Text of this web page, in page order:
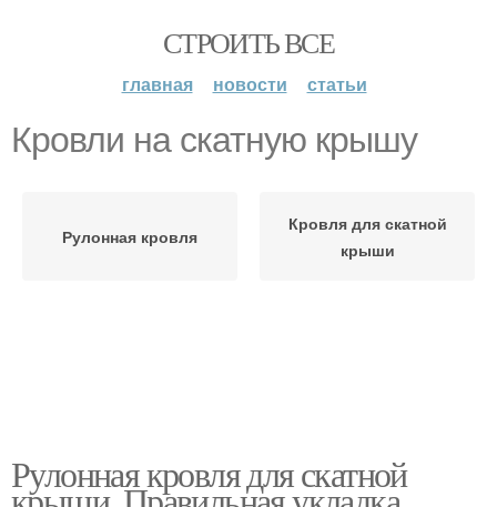
СТРОИТЬ ВСЕ
главная новости статьи
Кровли на скатную крышу
Рулонная кровля
Кровля для скатной
крыши
Рулонная кровля для скатной